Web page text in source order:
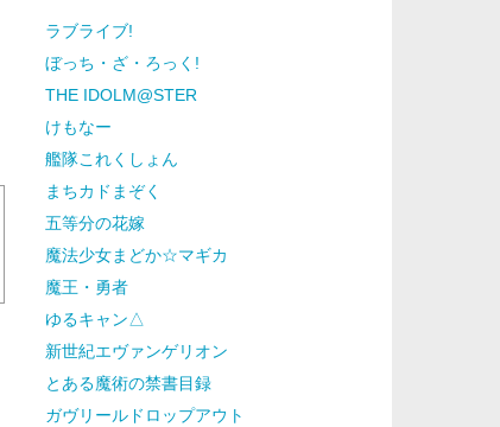
ラブライブ!
ぼっち・ざ・ろっく!
THE IDOLM@STER
けもなー
艦隊これくしょん
まちカドまぞく
五等分の花嫁
魔法少女まどか☆マギカ
魔王・勇者
ゆるキャン△
新世紀エヴァンゲリオン
とある魔術の禁書目録
ガヴリールドロップアウト